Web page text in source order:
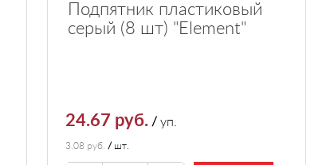
Подпятник пластиковый
серый (8 шт) "Element"
24.67 руб./ уп.
3.08 руб. / шт.